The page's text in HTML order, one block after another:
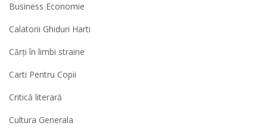
Business Economie
Calatorii Ghiduri Harti
Cărți în limbi straine
Carti Pentru Copii
Critică literară
Cultura Generala